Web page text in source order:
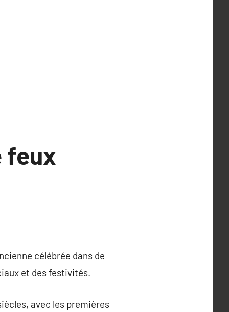
feux
célébrée dans de
et des festivités.
avec les premières